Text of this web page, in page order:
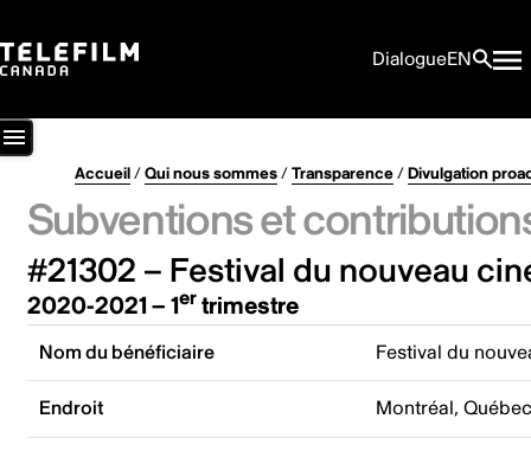
DialogueEN
Accueil/Qui nous sommes/Transparence/Divulgation
Subventions et
#21302 – Festival du nouveau
2020-2021 – 1ertrimestre
Nom du bénéficiaire Festival du
Endroit Montréal,